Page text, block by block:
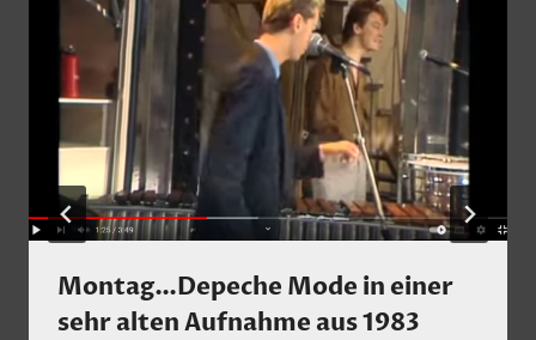
Montag…Depeche Mode in einer
sehr alten Aufnahme aus 1983